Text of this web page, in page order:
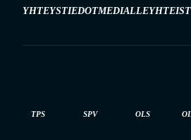
YHTEYSTIEDOTMEDIALLE
TPS SPV OLS